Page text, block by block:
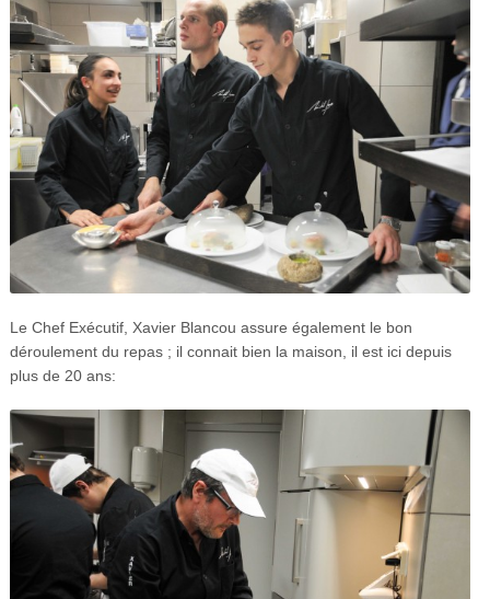
Le Chef Exécutif, Xavier Blancou assure également le bon
déroulement du repas ; il connait bien la maison, il est ici depuis
plus de 20 ans: